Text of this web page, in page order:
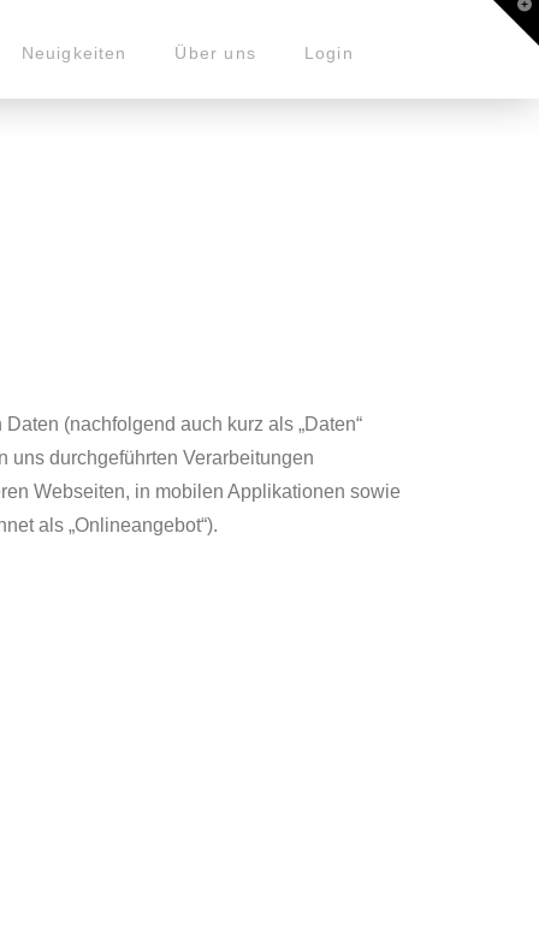
Neuigkeiten Über uns Login
(nachfolgend auch kurz als „Daten“
uns durchgeführten Verarbeitungen
Webseiten, in mobilen Applikationen sowie
als „Onlineangebot“).